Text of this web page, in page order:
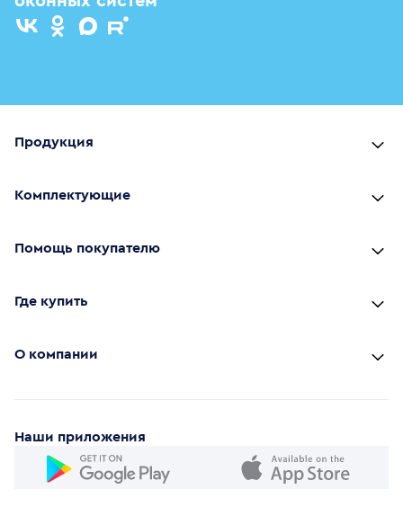
Продукция
Комплектующие
Помощь покупателю
Где купить
О компании
Наши приложения